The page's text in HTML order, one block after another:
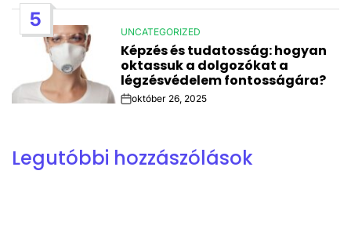
5
POSTED
IN
UNCATEGORIZED
Képzés és tudatosság: hogyan
oktassuk a dolgozókat a
légzésvédelem fontosságára?
Postoktóber 26, 2025
Legutóbbi hozzászólások